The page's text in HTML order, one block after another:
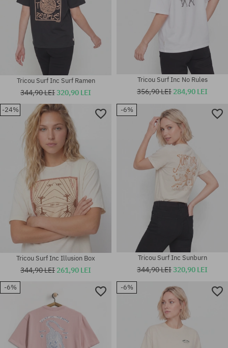
Mărimi existente:
S; M; L; XL
Tricou Surf Inc Surf Ramen
344,90 LEI320,90 LEI
Mărimi existente:
Tricou Surf Inc No Rules
356,90 LEI 284,90 LEI
-24%
Tricou Surf Inc Illusion Box
344,90 LEI 261,90 LEI
-6%
Tricou Surf Inc Sunburn
344,90 LEI320,90 LEI
-6% -6%